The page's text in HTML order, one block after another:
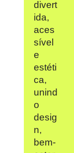
divert
ida,
aces
sível
e
estéti
ca,
unind
o
desig
n,
bem-